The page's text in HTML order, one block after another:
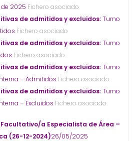
2025 Fichero asociado
de admitidos y excluidos:Turno
Fichero asociado
de admitidos y excluidos:Turno
Fichero asociado
de admitidos y excluidos:Turno
– Admitidos Fichero asociado
de admitidos y excluidos:Turno
– Excluidos Fichero asociado
a Especialista de Área –
(26-12-2024)26/05/2025